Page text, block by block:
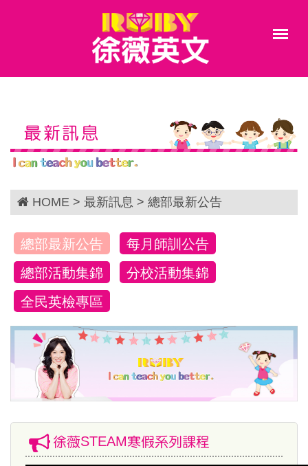
最新訊息
HOME > 最新訊息 > 總部最新公告
總部最新公告
每月師訓公告
總部活動集錦
分校活動集錦
全民英檢專區
徐薇STEAM寒假系列課程